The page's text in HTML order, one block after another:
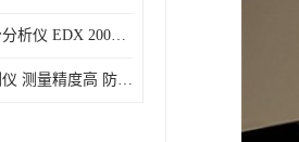
电镀液成分分析仪 EDX 2000A 测量 穿透力强
全元素检测仪 测量精度高 防尘 防水性能好